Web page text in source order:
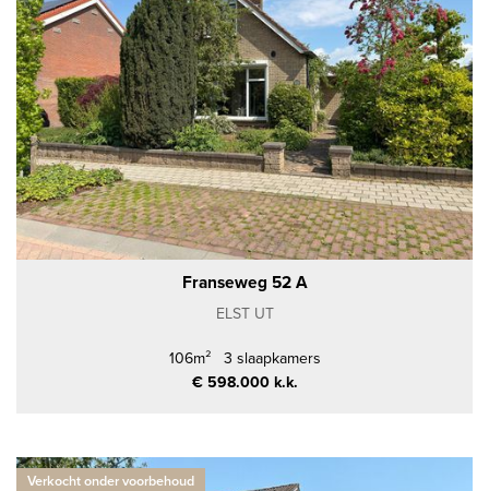
Franseweg 52 A
ELST UT
106m² 3 slaapkamers
€ 598.000 k.k.
Verkocht onder voorbehoud